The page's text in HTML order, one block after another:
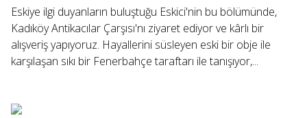
Eskiye ilgi duyanların buluştuğu Eskici'nin bu bölümünde,
Kadıköy Antikacılar Çarşısı'nı ziyaret ediyor ve kârlı bir
alışveriş yapıyoruz. Hayallerini süsleyen eski bir obje ile
karşılaşan sıkı bir Fenerbahçe taraftarı ile tanışıyor,...